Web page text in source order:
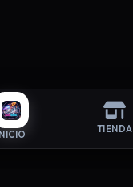
INICIO TIENDA